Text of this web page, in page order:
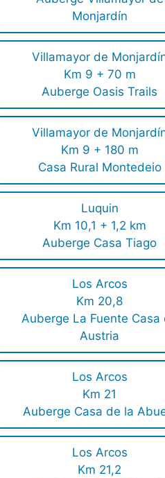
Monjardín
Villamayor de
Km 9 + 70 m
Auberge Oasis Trails
Villamayor de
Km 9 + 180 m
Casa Rural Montedeio
Luquin
Km 10,1 + 1,2 km
Auberge Casa Tiago
Los Arcos
Km 20,8
Auberge La Fuente Casa
Austria
Los Arcos
Km 21
Auberge Casa de la
Los Arcos
Km 21,2